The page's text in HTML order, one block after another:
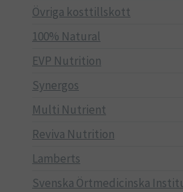
Övriga kosttillskott
100% Natural
EVP Nutrition
Synergos
Multi Nutrient
Reviva Nutrition
Lamberts
Svenska Örtmedicinska